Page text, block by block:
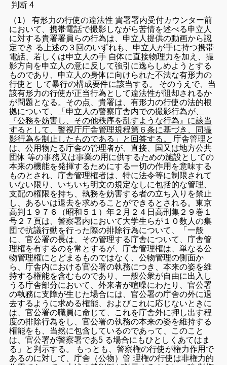
判断 4
（1） 有形力の行使の違法性 貴署署内受付カウンター前
において、携帯電話で撮影しながら苦情を述べる申立人
に対する貴署署員らの行為は、申立人提供の動画から認
定でき る上述の３回のいずれも、申立人が手に持つ携帯
電話、若しくは申立人の手 自体に直接物理力を加え、撮
影方向を申立人の意に反して強引に逸らしめようとする
ものであり、申立人の身体に向けられた不法な有形力の
行使と して暴行の構成要件に該当する。 そのうえで、当
該有形力の行使が正当行為として違法性が阻却されるか
が問題となる。その点、貴署は、有形力の行使の法的根
拠について、
「申立人の警察庁舎内での撮影行為が、
『公務を妨害し、その他秩序を乱すような行為』に該当
するとして、警視庁庁舎管理規程第６条に基づき、同撮
影行為を制止したものである」と回答する。
庁舎管理と
は、公用物たる庁舎の管理者が、直接、国又は地方公共
団体 等の事務又は事業の用に供するための施設としての
本来の機能を発揮するためにする一切の作用を意味する
ものとされ、庁舎管理権者は、特に法令等に制限されて
いない限り、いちいち明文の規定なしに包括的な管理、
支配の権限を持ち、執務を妨害する者の立ち入りを禁止
し、あるいは退去を求めることができるとされる。東京
高判１９７６（昭和５１）年２月２４日高刑集２９巻１
号２７頁は、警察署内において大学生らが１０数人の集
団で抗議行動を行った際の排除行為について、「一般
に、官公署の長は、その管理する庁舎について、庁舎管
理権を有するのを常とするが、庁舎管理権は、単なる公
物管理権にとどまるものではなく、公物管理の側面か
ら、庁舎内における官公署の執務につき、本来の姿を維
持する権能を含むものであり、一般公衆が自由に出入し
うる庁舎部分において、外来者が喧噪にわたり、官公署
の執務に支障が生じた場合には、官公署の庁舎の外に退
去するように求める権能、およびこれに応じないときに
は、官公署の職員に命じて、これを庁舎外に押し出す程
度の排除行為をし、官公署の執務の本来の姿を維持する
権能をも、当然に包含しているのであって、このこと
は、官公署が警察署であ5 る場合にもひとしくあてはま
る」と判示する。 もっとも、警察権の行使が権力作用で
あるのに対して、庁舎（公物）管 理権の行使は非権力的